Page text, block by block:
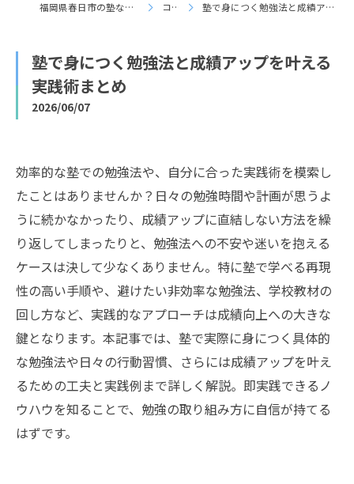
福岡県春日市の塾なら個別指導 夢咲志塾 コラム 塾で身につく勉強法と成績アップを叶える実践術まとめ
塾で身につく勉強法と成績アップを叶える
実践術まとめ
2026/06/07
効率的な塾での勉強法や、自分に合った実践術を模索し
たことはありませんか？日々の勉強時間や計画が思うよ
うに続かなかったり、成績アップに直結しない方法を繰
り返してしまったりと、勉強法への不安や迷いを抱える
ケースは決して少なくありません。特に塾で学べる再現
性の高い手順や、避けたい非効率な勉強法、学校教材の
回し方など、実践的なアプローチは成績向上への大きな
鍵となります。本記事では、塾で実際に身につく具体的
な勉強法や日々の行動習慣、さらには成績アップを叶え
るための工夫と実践例まで詳しく解説。即実践できるノ
ウハウを知ることで、勉強の取り組み方に自信が持てる
はずです。